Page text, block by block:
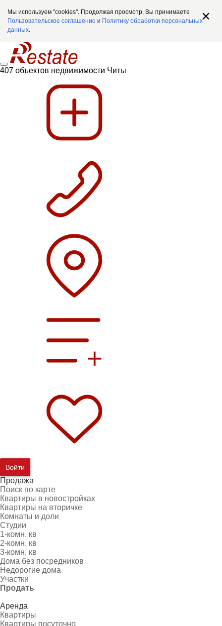
Мы используем "cookies". Продолжая просмотр, Вы принимаете
Пользовательское соглашение и Политику обработки персональных
данных.
407 объектов недвижимости Читы
Войти
Продажа
Поиск по карте
Квартиры в новостройках
Квартиры на вторичке
Комнаты и доли
Студии
1-комн. кв
2-комн. кв
3-комн. кв
Дома без посредников
Недорогие дома
Участки
Продать
Аренда
Квартиры
Квартиры посуточно